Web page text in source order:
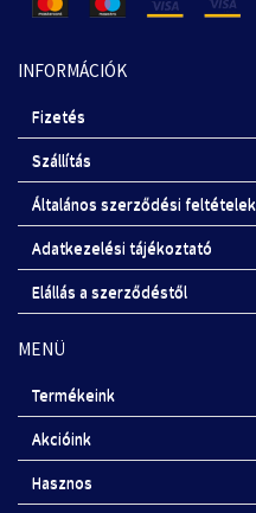
INFORMÁCIÓK
Fizetés
Szállítás
Általános szerződési feltételek
Adatkezelési tájékoztató
Elállás a szerződéstől
MENÜ
Termékeink
Akcióink
Hasznos